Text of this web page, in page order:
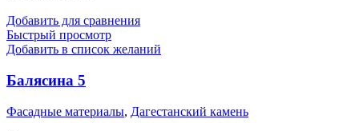
Добавить для сравнения
Быстрый просмотр
Добавить в список желаний
Балясина 5
Фасадные материалы, Дагестанский камень